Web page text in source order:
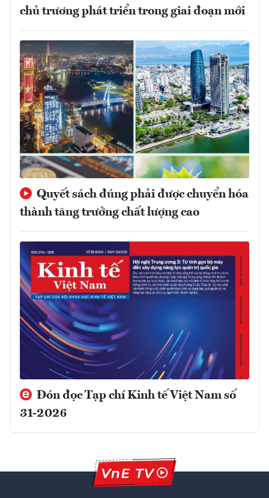
chủ trương phát triển trong giai đoạn mới
Quyết sách đúng phải được chuyển hóa
thành tăng trưởng chất lượng cao
Đón đọc Tạp chí Kinh tế Việt Nam số
31-2026